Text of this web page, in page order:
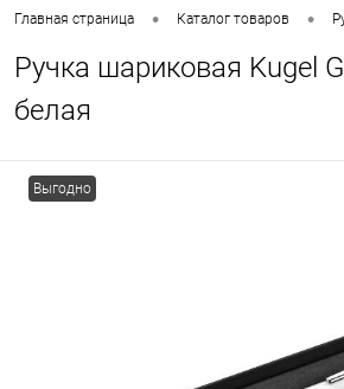
Главная страница • Каталог товаров •
Ручка шариковая Kugel
белая
Выгодно